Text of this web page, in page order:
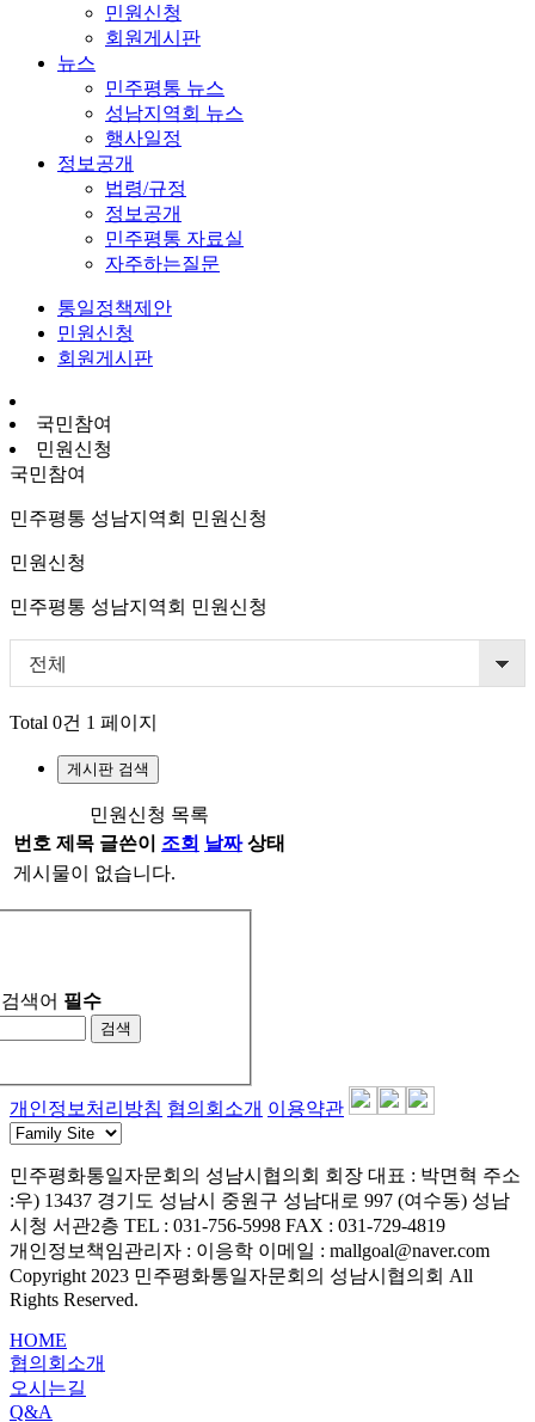
민원신청
회원게시판
뉴스
민주평통 뉴스
성남지역회 뉴스
행사일정
정보공개
법령/규정
정보공개
민주평통 자료실
자주하는질문
통일정책제안
민원신청
회원게시판
국민참여
민원신청
국민참여
민주평통 성남지역회 민원신청
민원신청
민주평통 성남지역회 민원신청
전체
Total 0건 1 페이지
게시판 검색
민원신청 목록
번호 제목 글쓴이 조회 날짜 상태
게시물이 없습니다.
검색어 필수
검색
개인정보처리방침 협의회소개 이용약관
민주평화통일자문회의 성남시협의회 회장 대표 : 박면혁 주소
:우) 13437 경기도 성남시 중원구 성남대로 997 (여수동) 성남
시청 서관2층 TEL : 031-756-5998 FAX : 031-729-4819
개인정보책임관리자 : 이응학 이메일 : mallgoal@naver.com
Copyright 2023 민주평화통일자문회의 성남시협의회 All
Rights Reserved.
HOME
협의회소개
오시는길
Q&A